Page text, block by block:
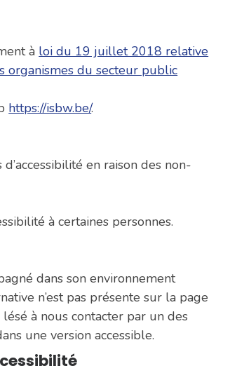
à loi du 19 juillet 2018 relative
organismes du secteur public
https://isbw.be/.
en raison des non-
à certaines personnes.
dans son environnement
n’est pas présente sur la page
à nous contacter par un des
une version accessible.